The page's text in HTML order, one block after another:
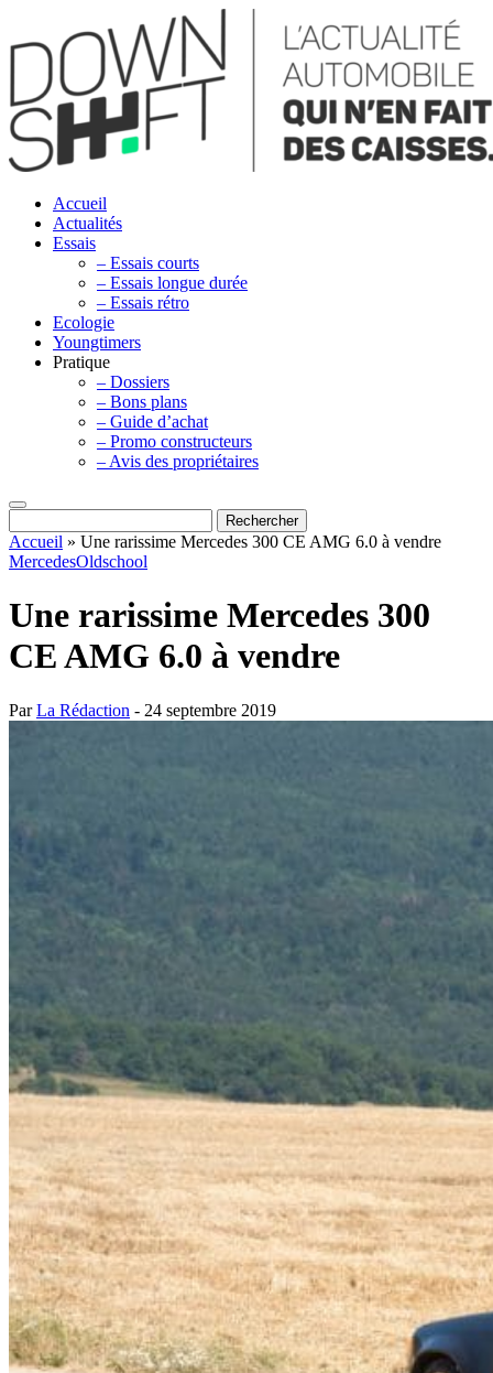
Accueil
Actualités
Essais
– Essais courts
– Essais longue durée
– Essais rétro
Ecologie
Youngtimers
Pratique
– Dossiers
– Bons plans
– Guide d’achat
– Promo constructeurs
– Avis des propriétaires
Accueil » Une rarissime Mercedes 300 CE AMG 6.0 à vendre
MercedesOldschool
Une rarissime Mercedes 300
CE AMG 6.0 à vendre
ParLa Rédaction - 24 septembre 2019